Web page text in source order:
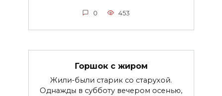
0 453
Горшок с жиром
Жили-были старик со старухой.
Однажды в субботу вечером осенью,